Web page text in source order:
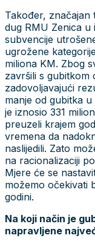
Također,
dug RMU Zenica
subvencije
ugrožene
miliona KM. Zbog
završili s gubitkom
zadovoljavajući
manje od gubitka
je iznosio 331
preuzeli krajem
vremena da
naslijedili. Zato
na racionalizaciji
Mjere će se
možemo očekivati
godini.
Na koji način je
napravljene